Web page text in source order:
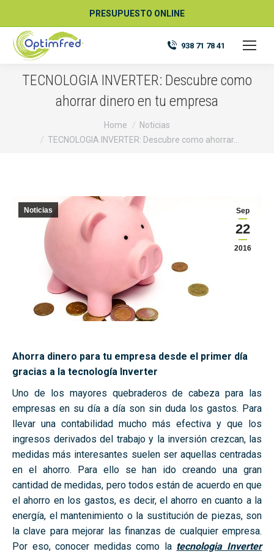
PRESUPUESTO ONLINE
938 71 78 41
TECNOLOGIA INVERTER: Descubre como
ahorrar dinero en tu empresa
Home
Noticias
TECNOLOGIA INVERTER: Descubre como ahorrar…
Sep
22
2016
Noticias
Ahorra dinero para tu empresa desde el primer día
gracias a la tecnología Inverter
Uno de los mayores quebraderos de cabeza para las
empresas en su día a día son sin duda los gastos. Para
llevar una contabilidad mucho más efectiva y que los
ingresos derivados del trabajo y la inversión crezcan, las
medidas más interesantes suelen ser aquellas centradas
en el ahorro. Para ello se han ido creando una gran
cantidad de medidas, pero todos están de acuerdo en que
el ahorro en los gastos, es decir, el ahorro en cuanto a la
energía, el mantenimiento o la sustitución de piezas, son
la clave para mejorar las finanzas de cualquier empresa.
Por eso, conocer medidas como la tecnologia Inverter